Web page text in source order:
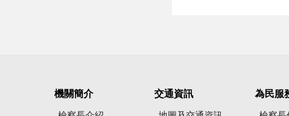
機關簡介 交通資訊 為民服